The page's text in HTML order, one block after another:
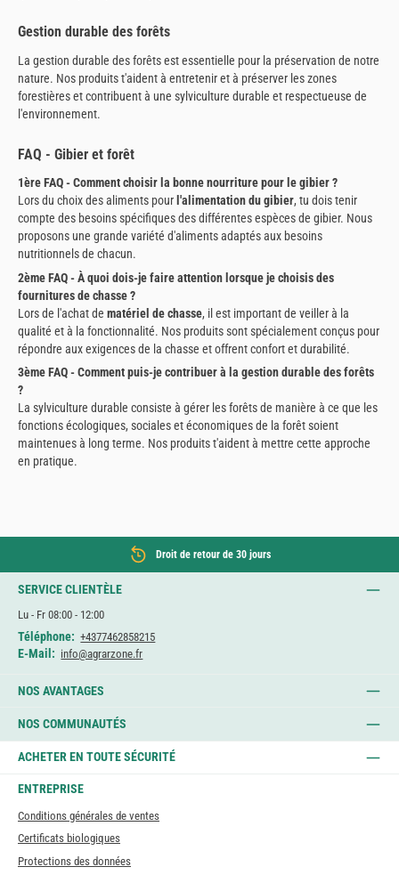
Gestion durable des forêts
La gestion durable des forêts est essentielle pour la préservation de notre
nature. Nos produits t'aident à entretenir et à préserver les zones
forestières et contribuent à une sylviculture durable et respectueuse de
l'environnement.
FAQ - Gibier et forêt
1ère FAQ - Comment choisir la bonne nourriture pour le gibier ?
Lors du choix des aliments pour l'alimentation du gibier, tu dois tenir
compte des besoins spécifiques des différentes espèces de gibier. Nous
proposons une grande variété d'aliments adaptés aux besoins
nutritionnels de chacun.
2ème FAQ - À quoi dois-je faire attention lorsque je choisis des
fournitures de chasse ?
Lors de l'achat de matériel de chasse, il est important de veiller à la
qualité et à la fonctionnalité. Nos produits sont spécialement conçus pour
répondre aux exigences de la chasse et offrent confort et durabilité.
3ème FAQ - Comment puis-je contribuer à la gestion durable des forêts
?
La sylviculture durable consiste à gérer les forêts de manière à ce que les
fonctions écologiques, sociales et économiques de la forêt soient
maintenues à long terme. Nos produits t'aident à mettre cette approche
en pratique.
Droit de retour de 30 jours
SERVICE CLIENTÈLE
Lu - Fr 08:00 - 12:00
Téléphone: +4377462858215
E-Mail: info@agrarzone.fr
NOS AVANTAGES
NOS COMMUNAUTÉS
ACHETER EN TOUTE SÉCURITÉ
ENTREPRISE
Conditions générales de ventes
Certificats biologiques
Protections des données